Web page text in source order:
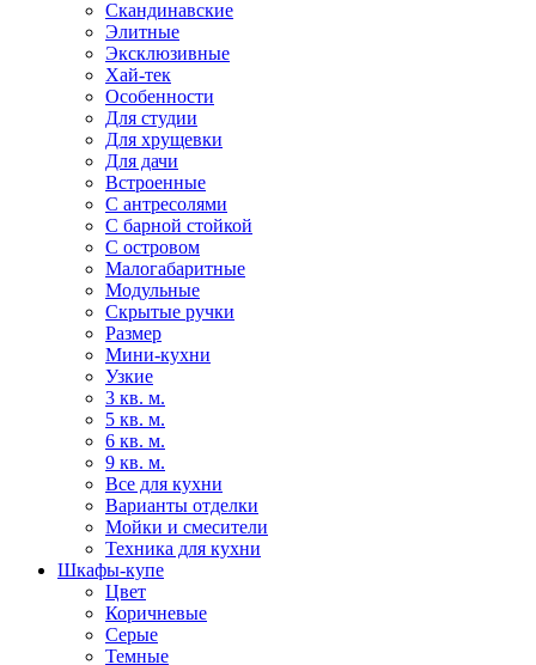
Скандинавские
Элитные
Эксклюзивные
Хай-тек
Особенности
Для студии
Для хрущевки
Для дачи
Встроенные
С антресолями
С барной стойкой
С островом
Малогабаритные
Модульные
Скрытые ручки
Размер
Мини-кухни
Узкие
3 кв. м.
5 кв. м.
6 кв. м.
9 кв. м.
Все для кухни
Варианты отделки
Мойки и смесители
Техника для кухни
Шкафы-купе
Цвет
Коричневые
Серые
Темные